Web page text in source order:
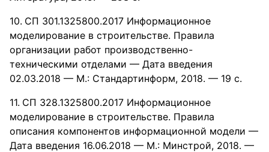
СП 301.1325800.2017 Информационное
моделирование в строительстве. Правила
организации работ производственно-
техническими отделами — Дата введения
02.03.2018 — М.: Стандартинформ, 2018. — 19 с.
СП 328.1325800.2017 Информационное
моделирование в строительстве. Правила
описания компонентов информационной модели —
Дата введения 16.06.2018 — М.: Минстрой, 2018. —